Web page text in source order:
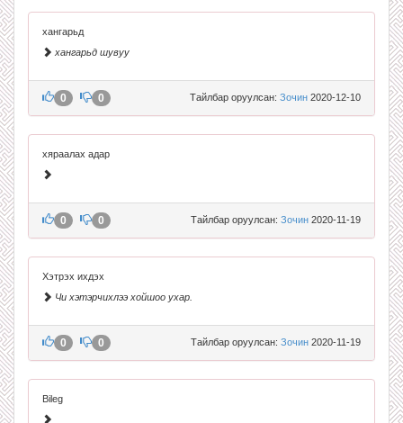
хангарьд
хангарьд шувуу
Тайлбар оруулсан: Зочин 2020-12-10
0 0
хяраалах адар
Тайлбар оруулсан: Зочин 2020-11-19
0 0
Хэтрэх ихдэх
Чи хэтэрчихлээ хойшоо ухар.
Тайлбар оруулсан: Зочин 2020-11-19
0 0
Bileg